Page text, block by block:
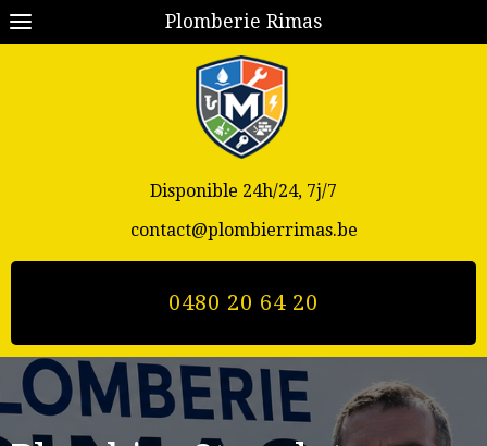
Plomberie Rimas
Disponible 24h/24, 7j/7
contact@plombierrimas.be
0480 20 64 20